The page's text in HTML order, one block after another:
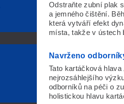
Odstraňte zubní plak
a jemného čištění.
která vytváří efekt
místa, takže v ústech
Navrženo
Tato kartáčková hlava
nejrozsáhlejšího
odborníků na péči o
holistickou hlavu